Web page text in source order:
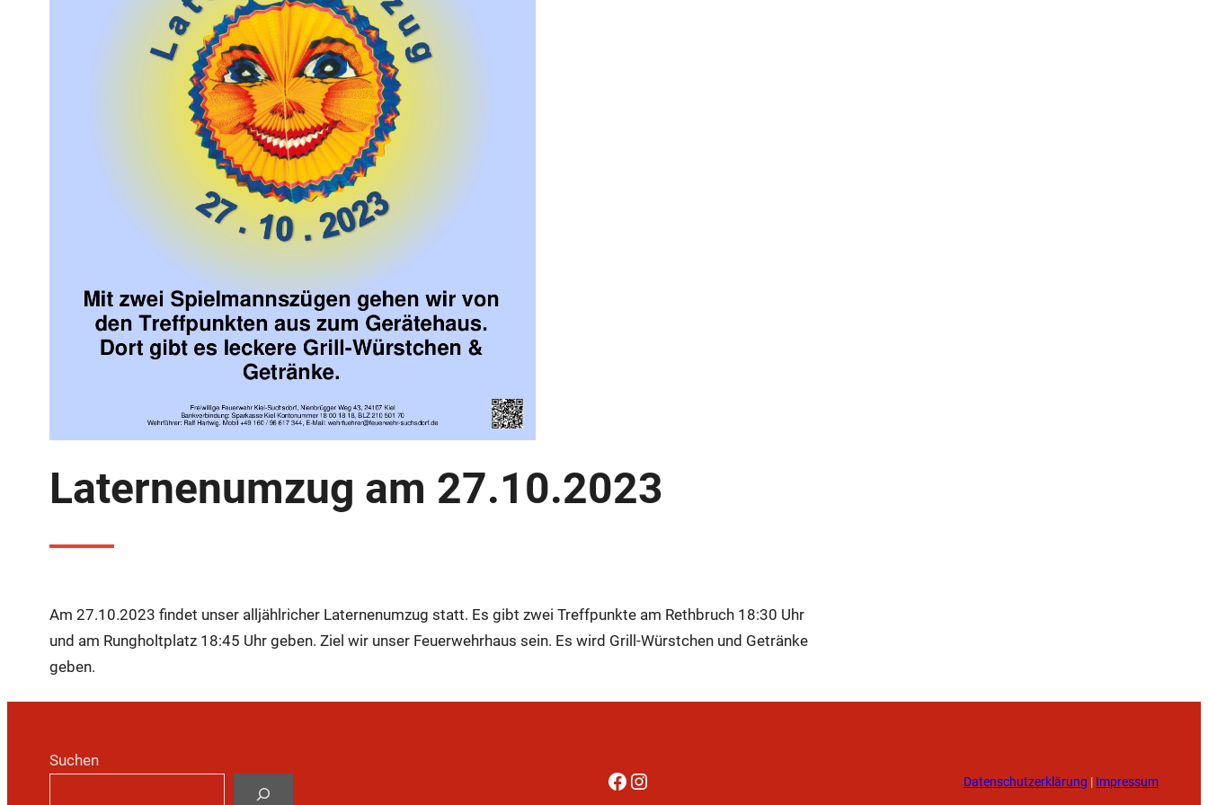
Laternenumzug am 27.10.2023
Am 27.10.2023 findet unser alljählricher Laternenumzug statt. Es gibt zwei Treffpunkte am Rethbruch 18:30 Uhr
und am Rungholtplatz 18:45 Uhr geben. Ziel wir unser Feuerwehrhaus sein. Es wird Grill-Würstchen und Getränke
geben.
Suchen
Facebook Instagram Datenschutzerklärung | Impressum